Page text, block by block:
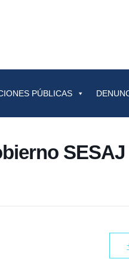
PÚBLICAS
SESAJ